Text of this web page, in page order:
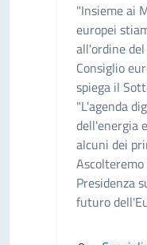
"Insieme ai
europei
all'ordine
Consiglio
spiega il
"L'agenda
dell'energia
alcuni dei
Presidenza
futuro